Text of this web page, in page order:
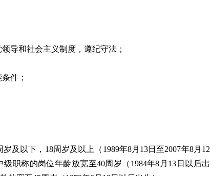
导和社会主义制度，遵纪守法；
件；
及以下，18周岁及以上（1989年8月13日至2007年8月12
职称的岗位年龄放宽至40周岁（1984年8月13日以后出